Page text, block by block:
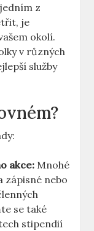
z
je
okolí.
v různých
služby
akce: Mnohé
zápisné nebo
se také
stipendií